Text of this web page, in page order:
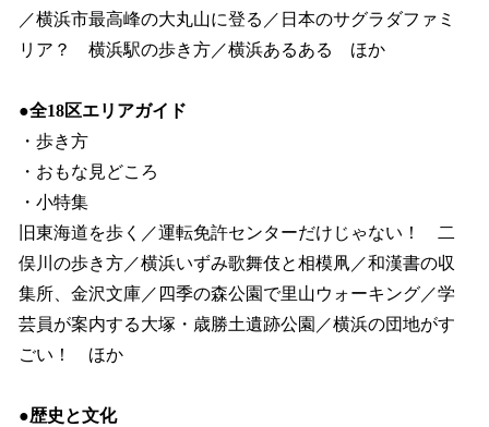
／横浜市最高峰の大丸山に登る／日本のサグラダファミ
リア？ 横浜駅の歩き方／横浜あるある ほか
●全18区エリアガイド
・歩き方
・おもな見どころ
・小特集
旧東海道を歩く／運転免許センターだけじゃない！ 二
俣川の歩き方／横浜いずみ歌舞伎と相模凧／和漢書の収
集所、金沢文庫／四季の森公園で里山ウォーキング／学
芸員が案内する大塚・歳勝土遺跡公園／横浜の団地がす
ごい！ ほか
●歴史と文化